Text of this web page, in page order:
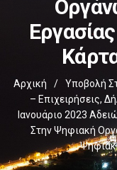
Αρχική /
Υποβολή
– Επιχειρήσεις,
Ιανουάριο 2023
Στην Ψηφιακή